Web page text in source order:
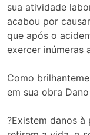
sua atividade
acabou por
que após o
exercer inúmeras
Como
em sua obra
?Existem danos à